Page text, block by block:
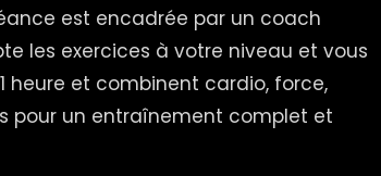
est encadrée par un coach
les exercices à votre niveau et vous
heure et combinent cardio, force,
pour un entraînement complet et